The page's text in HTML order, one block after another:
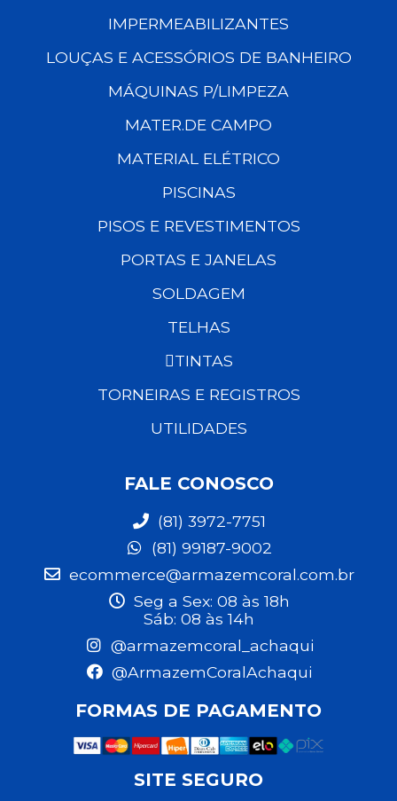
IMPERMEABILIZANTES
LOUÇAS E ACESSÓRIOS DE BANHEIRO
MÁQUINAS P/LIMPEZA
MATER.DE CAMPO
MATERIAL ELÉTRICO
PISCINAS
PISOS E REVESTIMENTOS
PORTAS E JANELAS
SOLDAGEM
TELHAS
TINTAS
TORNEIRAS E REGISTROS
UTILIDADES
FALE CONOSCO
(81) 3972-7751
(81) 99187-9002
ecommerce@armazemcoral.com.br
Seg a Sex: 08 às 18h
Sáb: 08 às 14h
@armazemcoral_achaqui
@ArmazemCoralAchaqui
FORMAS DE PAGAMENTO
SITE SEGURO